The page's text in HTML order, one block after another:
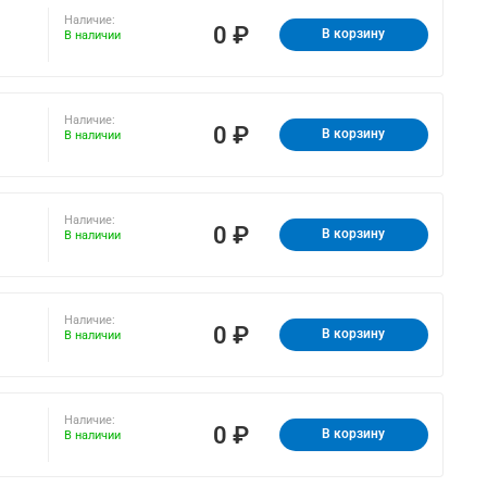
Наличие:
В наличии
0 ₽ В корзину
Наличие:
В наличии
0 ₽ В корзину
Наличие:
В наличии
0 ₽ В корзину
Наличие:
В наличии
0 ₽ В корзину
Наличие:
В наличии
0 ₽ В корзину